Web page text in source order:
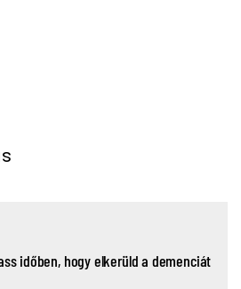
időben, hogy elkerüld a demenciát